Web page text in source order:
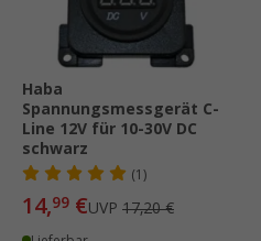
Haba
Spannungsmessgerät C-
Line 12V für 10-30V DC
schwarz
(1)
14,99 €UVP 17,20 €